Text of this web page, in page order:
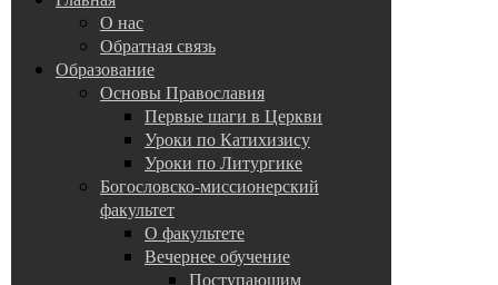
О нас
Обратная связь
Образование
Основы Православия
Первые шаги в Церкви
Уроки по Катихизису
Уроки по Литургике
Богословско-миссионерский
факультет
О факультете
Вечернее обучение
Поступающим